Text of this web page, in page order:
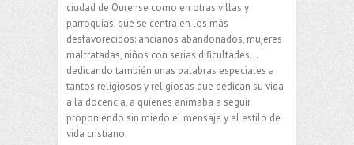
ciudad de Ourense como en otras villas y
parroquias, que se centra en los más
desfavorecidos: ancianos abandonados, mujeres
maltratadas, niños con serias dificultades…
dedicando también unas palabras especiales a
tantos religiosos y religiosas que dedican su vida
a la docencia, a quienes animaba a seguir
proponiendo sin miedo el mensaje y el estilo de
vida cristiano.